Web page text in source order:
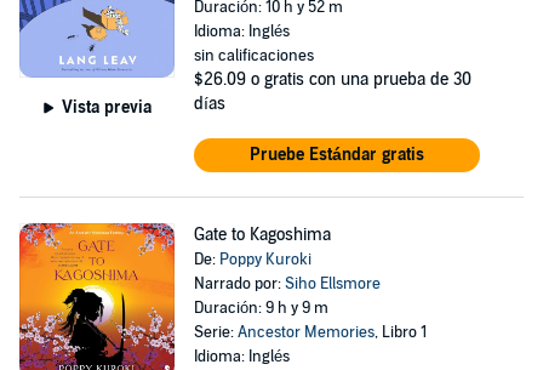
Vista previa
Duración: 10 h y 52 m
Idioma: Inglés
sin calificaciones
$26.09 o gratis con una prueba de 30
días
Pruebe Estándar gratis
Gate to Kagoshima
De: Poppy Kuroki
Narrado por:Siho Ellsmore
Duración: 9 h y 9 m
Serie:Ancestor Memories, Libro 1
Idioma: Inglés